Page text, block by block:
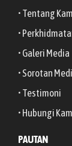
• Tentang
•
• Galeri Media
• Sorotan
• Testimoni
• Hubungi
PAUTAN